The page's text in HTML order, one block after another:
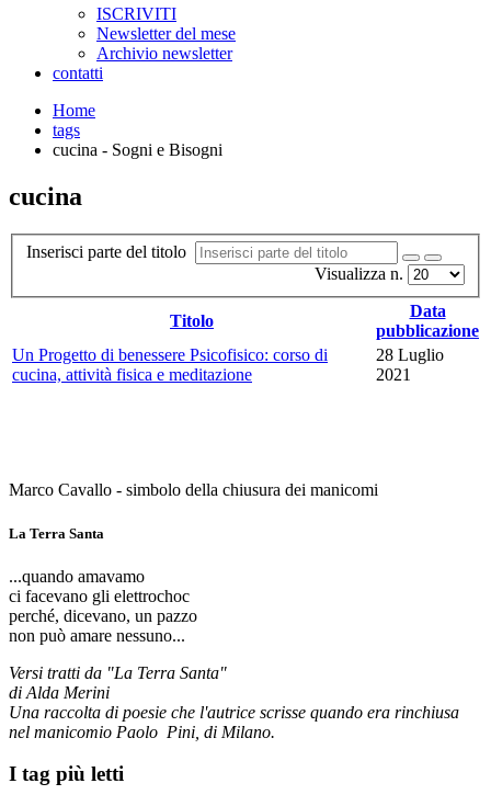
ISCRIVITI
Newsletter del mese
Archivio newsletter
contatti
Home
tags
cucina - Sogni e Bisogni
cucina
Inserisci parte del titolo
Visualizza n.
Titolo
Data
pubblicazione
Un Progetto di benessere Psicofisico: corso di
cucina, attività fisica e meditazione
28 Luglio
2021
Marco Cavallo - simbolo della chiusura dei manicomi
La Terra Santa
...quando amavamo
ci facevano gli elettrochoc
perché, dicevano, un pazzo
non può amare nessuno...
Versi tratti da "La Terra Santa"
di Alda Merini
Una raccolta di poesie che l'autrice scrisse quando era rinchiusa
nel manicomio Paolo Pini, di Milano.
I tag più letti